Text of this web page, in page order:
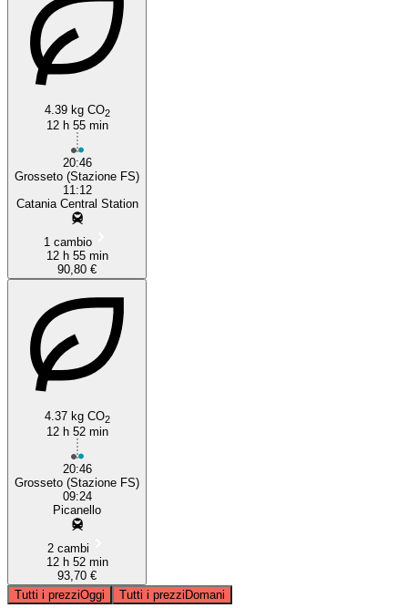
4.39 kg CO2
12 h 55 min
20:46
Grosseto (Stazione FS)
11:12
Catania Central Station
1 cambio
12 h 55 min
90,80 €
4.37 kg CO2
12 h 52 min
20:46
Grosseto (Stazione FS)
09:24
Picanello
2 cambi
12 h 52 min
93,70 €
Tutti i prezziOggi Tutti i prezziDomani